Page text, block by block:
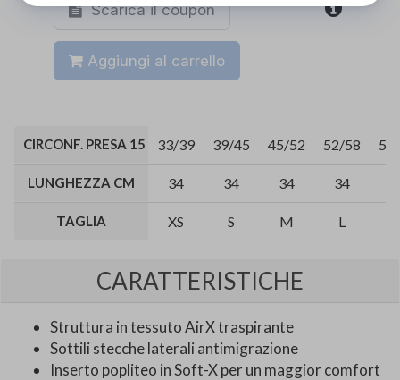
Scarica il coupon
Aggiungi al carrello
CIRCONF. PRESA 15 CM SOPRA CENTRO ROTULA CM
33/39 39/45 45/52 52/58
LUNGHEZZA CM 34 34 34 34
TAGLIA XS S M L
CARATTERISTICHE
Struttura in tessuto AirX traspirante
Sottili stecche laterali antimigrazione
Inserto popliteo in Soft-X per un maggior comfort